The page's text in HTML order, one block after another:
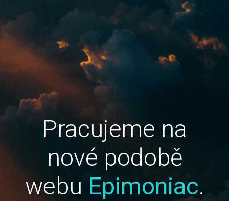
Pracujeme na
nové podobě
webu Epimoniac.